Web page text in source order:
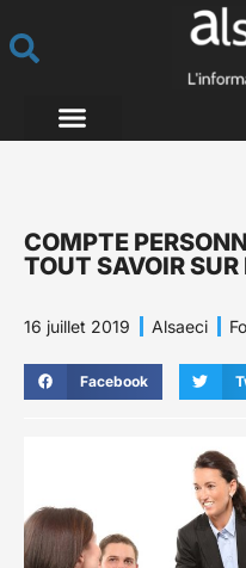
COMPTE
TOUT SAVOIR SUR
16 juillet 2019 Alsaeci
Facebook